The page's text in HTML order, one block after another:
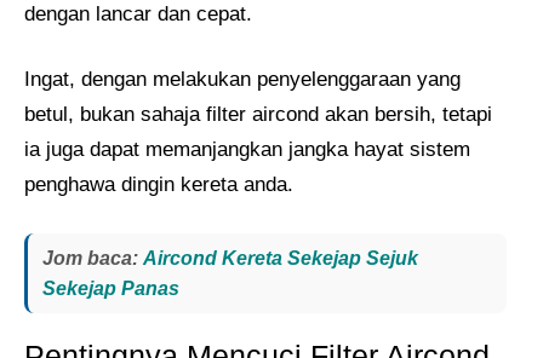
dengan lancar dan cepat.
Ingat, dengan melakukan penyelenggaraan yang
betul, bukan sahaja filter aircond akan bersih, tetapi
ia juga dapat memanjangkan jangka hayat sistem
penghawa dingin kereta anda.
Jom baca: Aircond Kereta Sekejap Sejuk
Sekejap Panas